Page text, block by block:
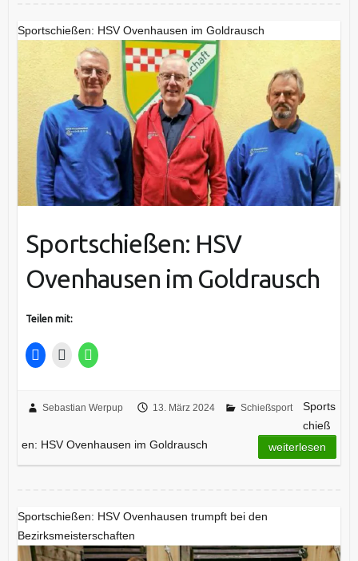
Sportschießen: HSV Ovenhausen im Goldrausch
Sportschießen: HSV
Ovenhausen im Goldrausch
Teilen mit:
Sebastian Werpup 13. März 2024 Schießsport
Sports
chieß
en: HSV Ovenhausen im Goldrausch
weiterlesen
Sportschießen: HSV Ovenhausen trumpft bei den
Bezirksmeisterschaften